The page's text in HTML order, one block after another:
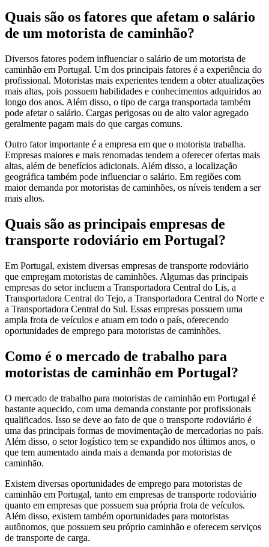
Quais são os fatores que afetam o salário
de um motorista de caminhão?
Diversos fatores podem influenciar o salário de um motorista de
caminhão em Portugal. Um dos principais fatores é a experiência do
profissional. Motoristas mais experientes tendem a obter atualizações
mais altas, pois possuem habilidades e conhecimentos adquiridos ao
longo dos anos. Além disso, o tipo de carga transportada também
pode afetar o salário. Cargas perigosas ou de alto valor agregado
geralmente pagam mais do que cargas comuns.
Outro fator importante é a empresa em que o motorista trabalha.
Empresas maiores e mais renomadas tendem a oferecer ofertas mais
altas, além de benefícios adicionais. Além disso, a localização
geográfica também pode influenciar o salário. Em regiões com
maior demanda por motoristas de caminhões, os níveis tendem a ser
mais altos.
Quais são as principais empresas de
transporte rodoviário em Portugal?
Em Portugal, existem diversas empresas de transporte rodoviário
que empregam motoristas de caminhões. Algumas das principais
empresas do setor incluem a Transportadora Central do Lis, a
Transportadora Central do Tejo, a Transportadora Central do Norte e
a Transportadora Central do Sul. Essas empresas possuem uma
ampla frota de veículos e atuam em todo o país, oferecendo
oportunidades de emprego para motoristas de caminhões.
Como é o mercado de trabalho para
motoristas de caminhão em Portugal?
O mercado de trabalho para motoristas de caminhão em Portugal é
bastante aquecido, com uma demanda constante por profissionais
qualificados. Isso se deve ao fato de que o transporte rodoviário é
uma das principais formas de movimentação de mercadorias no país.
Além disso, o setor logístico tem se expandido nos últimos anos, o
que tem aumentado ainda mais a demanda por motoristas de
caminhão.
Existem diversas oportunidades de emprego para motoristas de
caminhão em Portugal, tanto em empresas de transporte rodoviário
quanto em empresas que possuem sua própria frota de veículos.
Além disso, existem também oportunidades para motoristas
autônomos, que possuem seu próprio caminhão e oferecem serviços
de transporte de carga.